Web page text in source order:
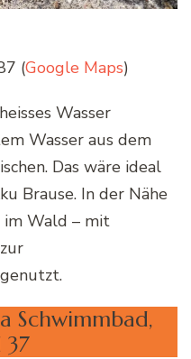
(Google Maps)
Wasser
Wasser aus dem
Das wäre ideal
Brause. In der Nähe
im Wald – mit
Schwimmbad,
37